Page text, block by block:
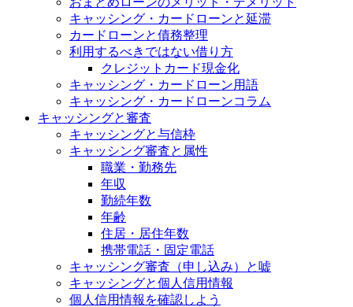
キャッシング・カードローンと延滞
カードローンと債務整理
利用するべきではない借り方
クレジットカード現金化
キャッシング・カードローン用語
キャッシング・カードローンコラム
キャッシングと審査
キャッシングと与信枠
キャッシング審査と属性
職業・勤務先
年収
勤続年数
年齢
住居・居住年数
携帯電話・固定電話
キャッシング審査（申し込み）と嘘
キャッシングと個人信用情報
個人信用情報を確認しよう